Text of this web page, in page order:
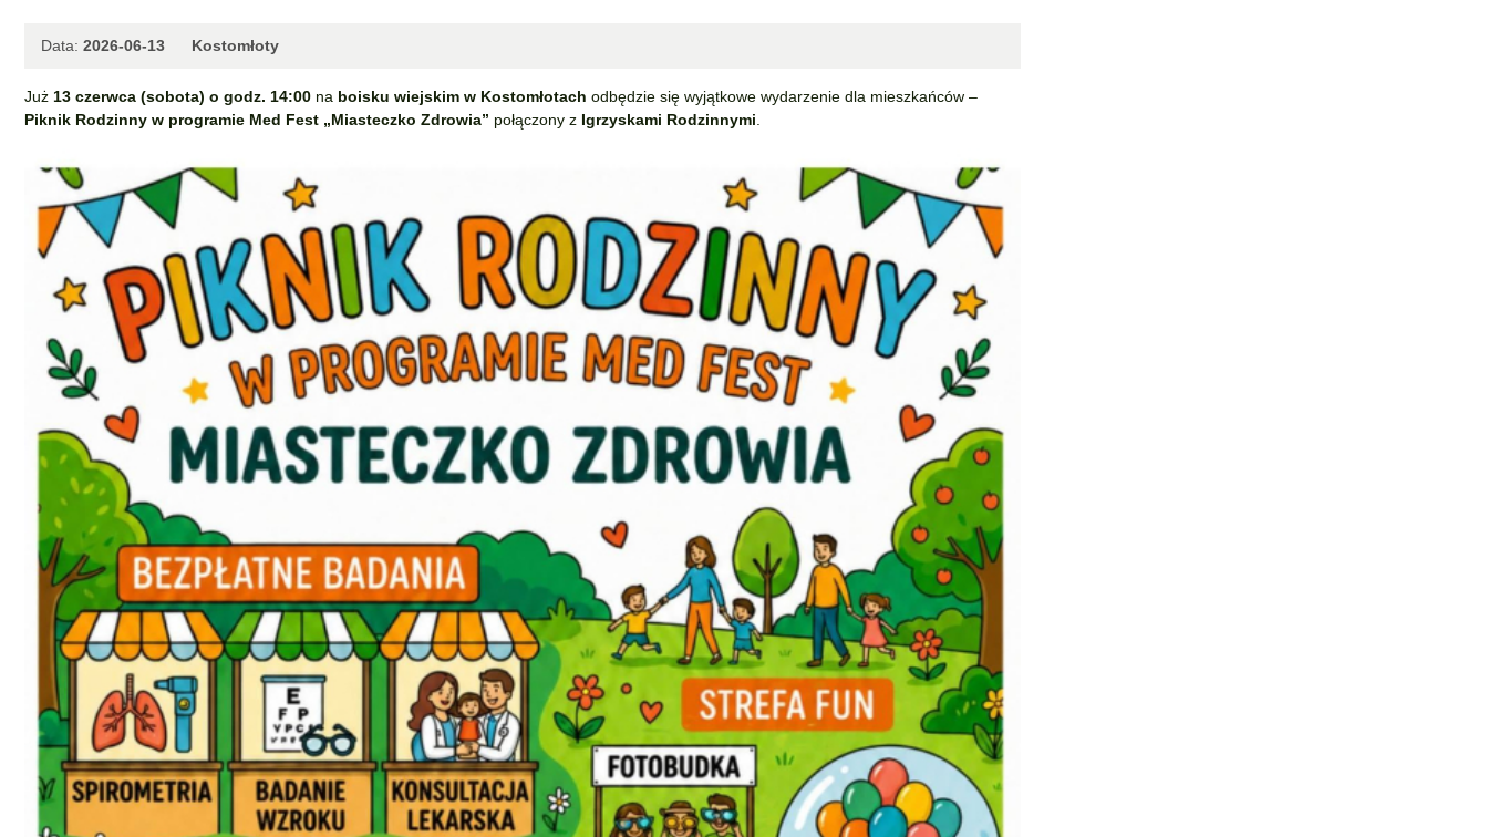
Data: 2026-06-13 Kostomłoty
Już 13 czerwca (sobota) o godz. 14:00 na boisku wiejskim w Kostomłotach odbędzie się wyjątkowe wydarzenie dla mieszkańców –
Piknik Rodzinny w programie Med Fest „Miasteczko Zdrowia” połączony z Igrzyskami Rodzinnymi